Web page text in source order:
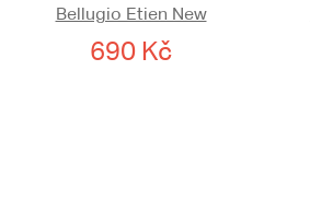
Bellugio Etien New
690 Kč